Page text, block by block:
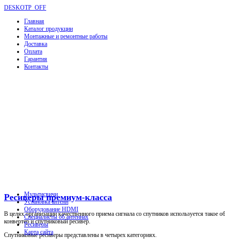
DESKOTP_OFF
Главная
Каталог продукции
Монтажные и ремонтные работы
Доставка
Оплата
Гарантия
Контакты
Ресиверы премиум-класса
В целях организации качественного приема сигнала со спутников используется такое
конвертер и спутниковый ресивер.
Спутниковые ресиверы представлены в четырех категориях.
Мультисвичи
Установка антенн
Оборудование HDMI
Специалисты об антеннах
Ресиверы
Карта сайта